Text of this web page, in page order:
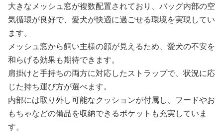
大きなメッシュ窓が複数配置されており、バッグ内部の空
気循環が良好で、愛犬が快適に過ごせる環境を実現してい
ます。
メッシュ窓から飼い主様の顔が見えるため、愛犬の不安を
和らげる効果も期待できます。
肩掛けと手持ちの両方に対応したストラップで、状況に応
じた持ち運び方が選べます。
内部には取り外し可能なクッションが付属し、フードやお
もちゃなどの備品を収納できるポケットも充実していま
す。